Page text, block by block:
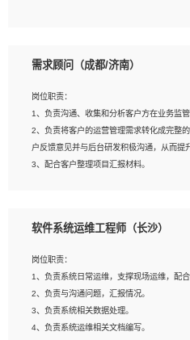
2、2年以上图像处理开发经验，熟悉python
建深度学习系统环境；
4、熟悉OPENCV、HALCON等常用图像
5、熟悉主流的分类算法、聚类算法和关联
的进行业务建模；
6、对OCR领域有深入的研究，熟悉模型调
需求顾问（成都/济南）
岗位职责：
1、负责沟通、收集和分析客户方在业务监
2、负责将客户的运营管理需求转化成完整
户反馈意见并与后台研发积极沟通，从而提
3、配合客户整理项目汇报材料。
1、3年以上运营或解决方案的工作经验。
征，可独立提出完整的优化方案,并推动方案
WORD、EXCEL等办公软件；
3、深入理解公司各项AI产品和技术信息；
PPT、方案建议书等，面试时需携带个人制
软件系统运维工程师（长沙）
岗位职责：
1、负责系统日常运维，支撑现场运维，配
2、负责与沟通问题，汇报情况。
3、负责系统相关数据处理。
4、负责系统运维相关文档编写。